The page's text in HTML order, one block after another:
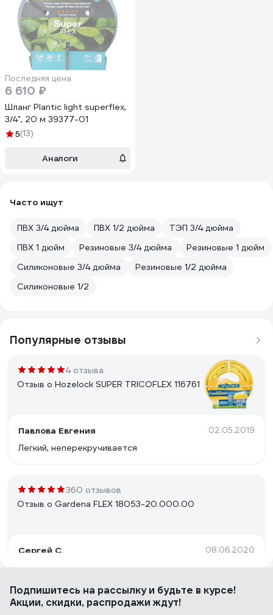
Последняя цена
6 610 ₽
Шланг Plantic light superflex,
3/4", 20 м 39377-01
5(13)
Аналоги
Часто ищут
ПВХ 3/4 дюйма ПВХ 1/2 дюйма
ТЭП 3/4 дюйма
ПВХ 1 дюйм
Резиновые 3/4 дюйма
Резиновые 1 дюйм
Силиконовые 3/4 дюйма
Резиновые 1/2 дюйма
Силиконовые 1/2
Популярные отзывы
4 отзыва
Отзыв о Hozelock SUPER TRICOFLEX 116761
Павлова Евгения 02.05.2019
Легкий, неперекручивается
360 отзывов
Отзыв о Gardena FLEX 18053-20.000.00
Сергей С. 08.06.2020
Очень хорошее армирование и материал: под
конечно, проще, но при обычных условиях
эксплуатации маловероятно (на фотографиях
Подпишитесь на рассылкуи будьте в курсе!
Акции, скидки, распродажи ждут!